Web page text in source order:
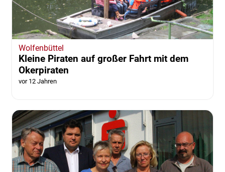
Wolfenbüttel
Kleine Piraten auf großer Fahrt mit dem
Okerpiraten
vor 12 Jahren